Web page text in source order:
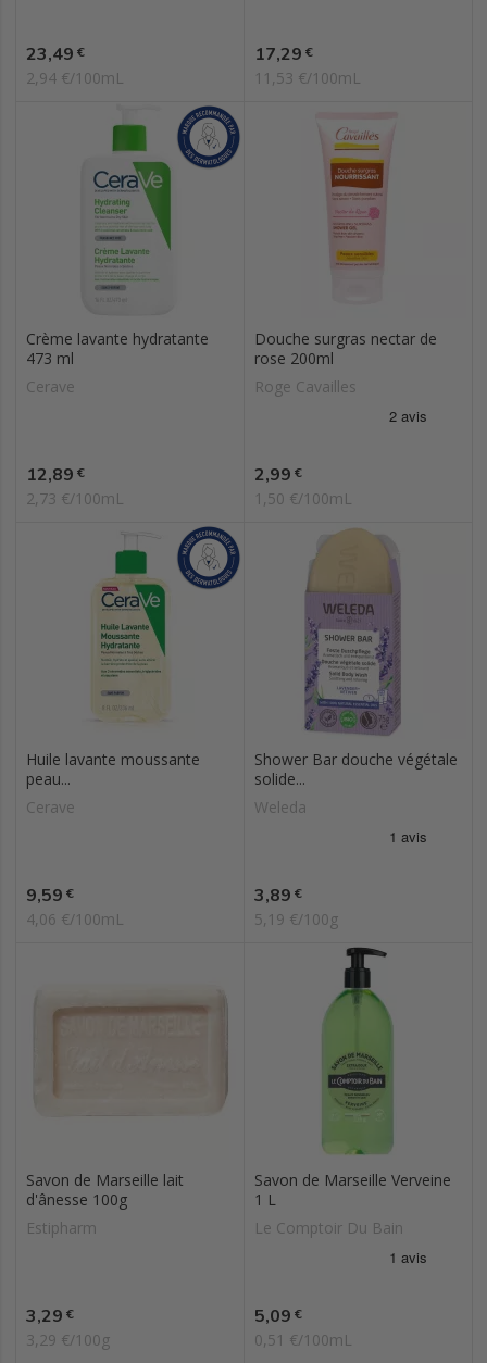
Prix
23,49 €
2,94 €/100mL
Prix
17,29 €
11,53 €/100mL
Crème lavante hydratante
473 ml
Cerave
Prix
12,89 €
2,73 €/100mL
Douche surgras nectar de
rose 200ml
Roge Cavailles
Prix
2,99 €
1,50 €/100mL
Huile lavante moussante
peau...
Cerave
Prix
9,59 €
4,06 €/100mL
Shower Bar douche végétale
solide...
Weleda
Prix
3,89 €
5,19 €/100g
Savon de Marseille lait
d'ânesse 100g
Estipharm
Prix
3,29 €
3,29 €/100g
Savon de Marseille Verveine
1 L
Le Comptoir Du Bain
Prix
5,09 €
0,51 €/100mL